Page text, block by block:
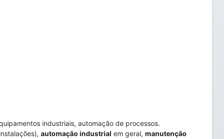
industriais, automação de processos.
automação industrial em geral, manutenção